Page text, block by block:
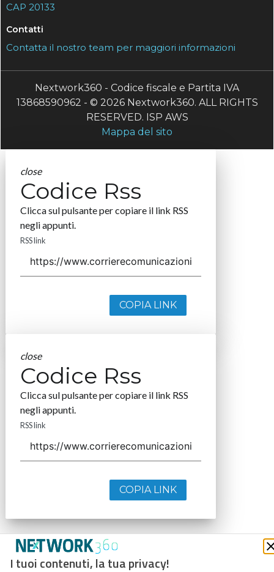
I tuoi contenuti, la tua privacy!
CAP 20133
Contatti
Contatta il nostro team per maggiori informazioni
Nextwork360 - Codice fiscale e Partita IVA
13868590962 - © 2026 Nextwork360. ALL RIGHTS
RESERVED. ISP AWS
Mappa del sito
close
Codice Rss
Clicca sul pulsante per copiare il link RSS
negli appunti.
RSS link
COPIA LINK
close
Codice Rss
Clicca sul pulsante per copiare il link RSS
negli appunti.
RSS link
COPIA LINK